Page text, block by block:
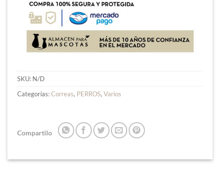
SKU: N/D
Categorías:Correas, PERROS, Varios
Compartilo